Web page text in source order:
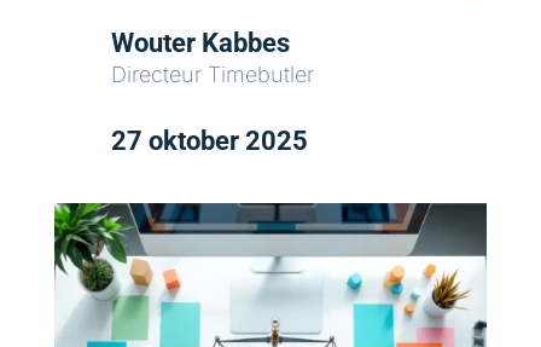
Wouter Kabbes
Directeur Timebutler
27 oktober 2025